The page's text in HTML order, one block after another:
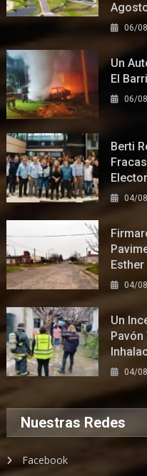
06/
Un
El
06/
Berti
04/
Esther
04/
Un
04/
Nuestras Redes
Facebook